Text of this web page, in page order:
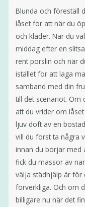
Blunda och föreställ
låset för att när du
och kläder. När du
middag efter en
rent porslin och när
istället för att laga
samband med din
till det scenariot. Om
att du vrider om
ljuv doft av en
vill du först ta några
innan du börjar med
fick du massor av
välja städhjälp är för
förverkliga. Och om
billigare nu när det